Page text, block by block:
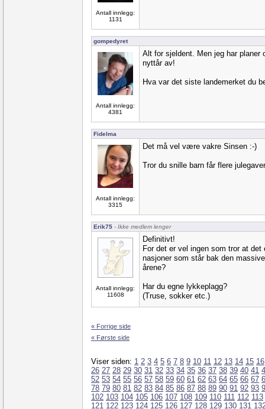
Antall innlegg:
1131
gompedyret
Antall innlegg:
4381
Alt for sjeldent. Men jeg har planer
nyttår av!
Hva var det siste landemerket du
Fidelma
Antall innlegg:
3315
Det må vel være vakre Sinsen :-)
Tror du snille barn får flere
Erik75 - Ikke medlem lenger
Antall innlegg:
11608
Definitivt!
For det er vel ingen som tror at det
nasjoner som står bak den
årene?
Har du egne lykkeplagg?
(Truse, sokker etc.)
« Forrige side
« Første side
Viser siden: 1 2 3 4 5 6 7 8 9 10 11 12 13 14 15 16
26 27 28 29 30 31 32 33 34 35 36 37 38 39 40 41
52 53 54 55 56 57 58 59 60 61 62 63 64 65 66 67
78 79 80 81 82 83 84 85 86 87 88 89 90 91 92 93
102 103 104 105 106 107 108 109 110 111 112 113
121 122 123 124 125 126 127 128 129 130 131